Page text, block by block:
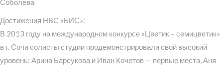
Соболева
Достижения НВС «БИС»:
В 2013 году на международном конкурсе «Цветик – семицветик»
в г. Сочи солисты студии продемонстрировали свой высокий
уровень: Арина Барсукова и Иван Кочетов — первые места, Аня